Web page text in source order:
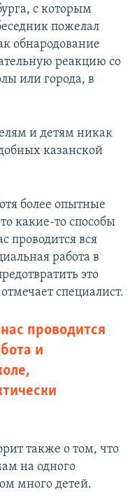
с которым
пожелал
обнародование
реакцию со
или города, в
и детям никак
казанской
более опытные
какие-то способы
проводится вся
работа в
это
специалист.
проводится
и
также о том, что
на одного
много детей.